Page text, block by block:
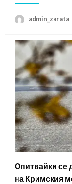
admin_zarata
Опитвайки се
на Кримския